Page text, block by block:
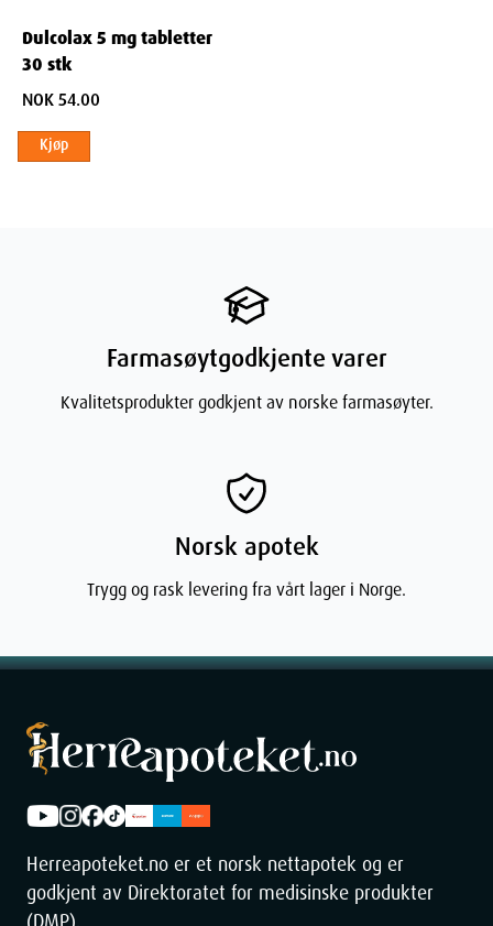
Dulcolax 5 mg tabletter
30 stk
NOK 54.00
Kjøp
Farmasøytgodkjente varer
Kvalitetsprodukter godkjent av norske farmasøyter.
Norsk apotek
Trygg og rask levering fra vårt lager i Norge.
Herreapoteket.no er et norsk nettapotek og er
godkjent av Direktoratet for medisinske produkter